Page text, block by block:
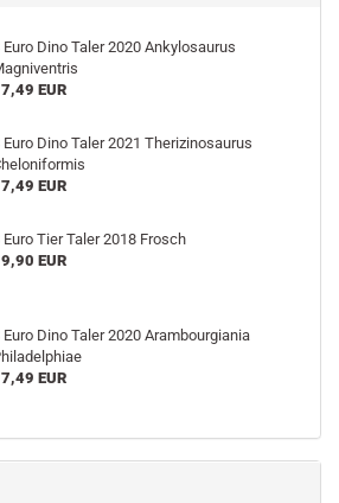
Euro Dino Taler 2020 Ankylosaurus
EUR
Euro Dino Taler 2021 Therizinosaurus
EUR
Euro Tier Taler 2018 Frosch
EUR
Euro Dino Taler 2020 Arambourgiania
EUR